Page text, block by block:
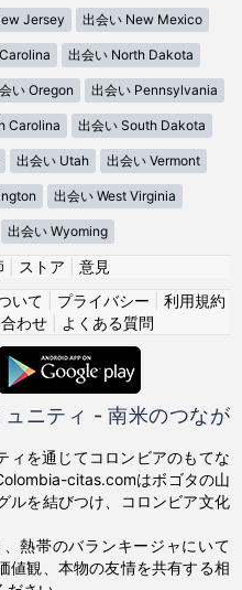
Jersey 出会い New Mexico
出会い North Dakota
い Oregon 出会い Pennsylvania
Carolina 出会い South Dakota
出会い Utah 出会い Vermont
出会い West Virginia
出会い Wyoming
ストア
意見
いて プライバシー
利用規約
わせ| よくある質問
ニティ - 南米のつなが
ィを通じてコロンビアのもてな
citas.comはボゴタの山
ルを結びつけ、コロンビア文化
熱帯のバランキージャにいて
値観、本物の友情を共有する相